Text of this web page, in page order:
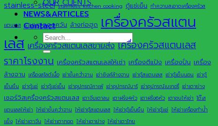
OUR CLIENTS
NEWS&ARTICLES
Contact
Search
for:
stainless-steel stainless kitchen cooking ตู้แช่เย็น ทำความสะอาดเครื่องครัวส
แตนเลส ระบบฮูดดูดควัน ล้างท่อฮูด เครื่องครัวสแตน
เลส เครื่องครัวสแตนเลสขายส่ง เครื่องครัวสแตนเลส
ราคาโรงงาน เครื่องครัวสแตนเลสให้เช่า เครื่องตีแป้ง เครื่องปั่น เครื่อง
ล้างจาน เครื่องสไลด์เนื้อ เช่าชั้นคว่ำจาน เช่าซิงค์ล้างจาน เช่าตู้สแตนเลส เช่าตู้เย็นนอน เช่าตู้
เย็นยืน เช่าตู้แช่ เช่าตู้แช่เย็น เช่าอุปกรณ์คาเฟ่ เช่าอุปกรณ์บาร์ เช่าอุปกรณ์เบเกอรี่ เช่าเตาย่าง
เซอร์วิสเครื่องครัวสแตนเลส เตาจีนเตาลม เตาฝรั่ง4หัว เตาฝรั่ง6หัว เตาอบให้เช่า โต๊ะส
แตนเลสให้เช่า ให้เช่าชั้นคว่ำจาน ให้เช่าตู้สแตนเลส ให้เช่าตู้เย็นยืน ให้เช่าตู้แช่ ให้เช่าเครื่องทำน้ำ
แข็ง ให้เช่าเตาจีน ให้เช่าเตาทอด ให้เช่าเตาย่าง ให้เช่าเตาไทย